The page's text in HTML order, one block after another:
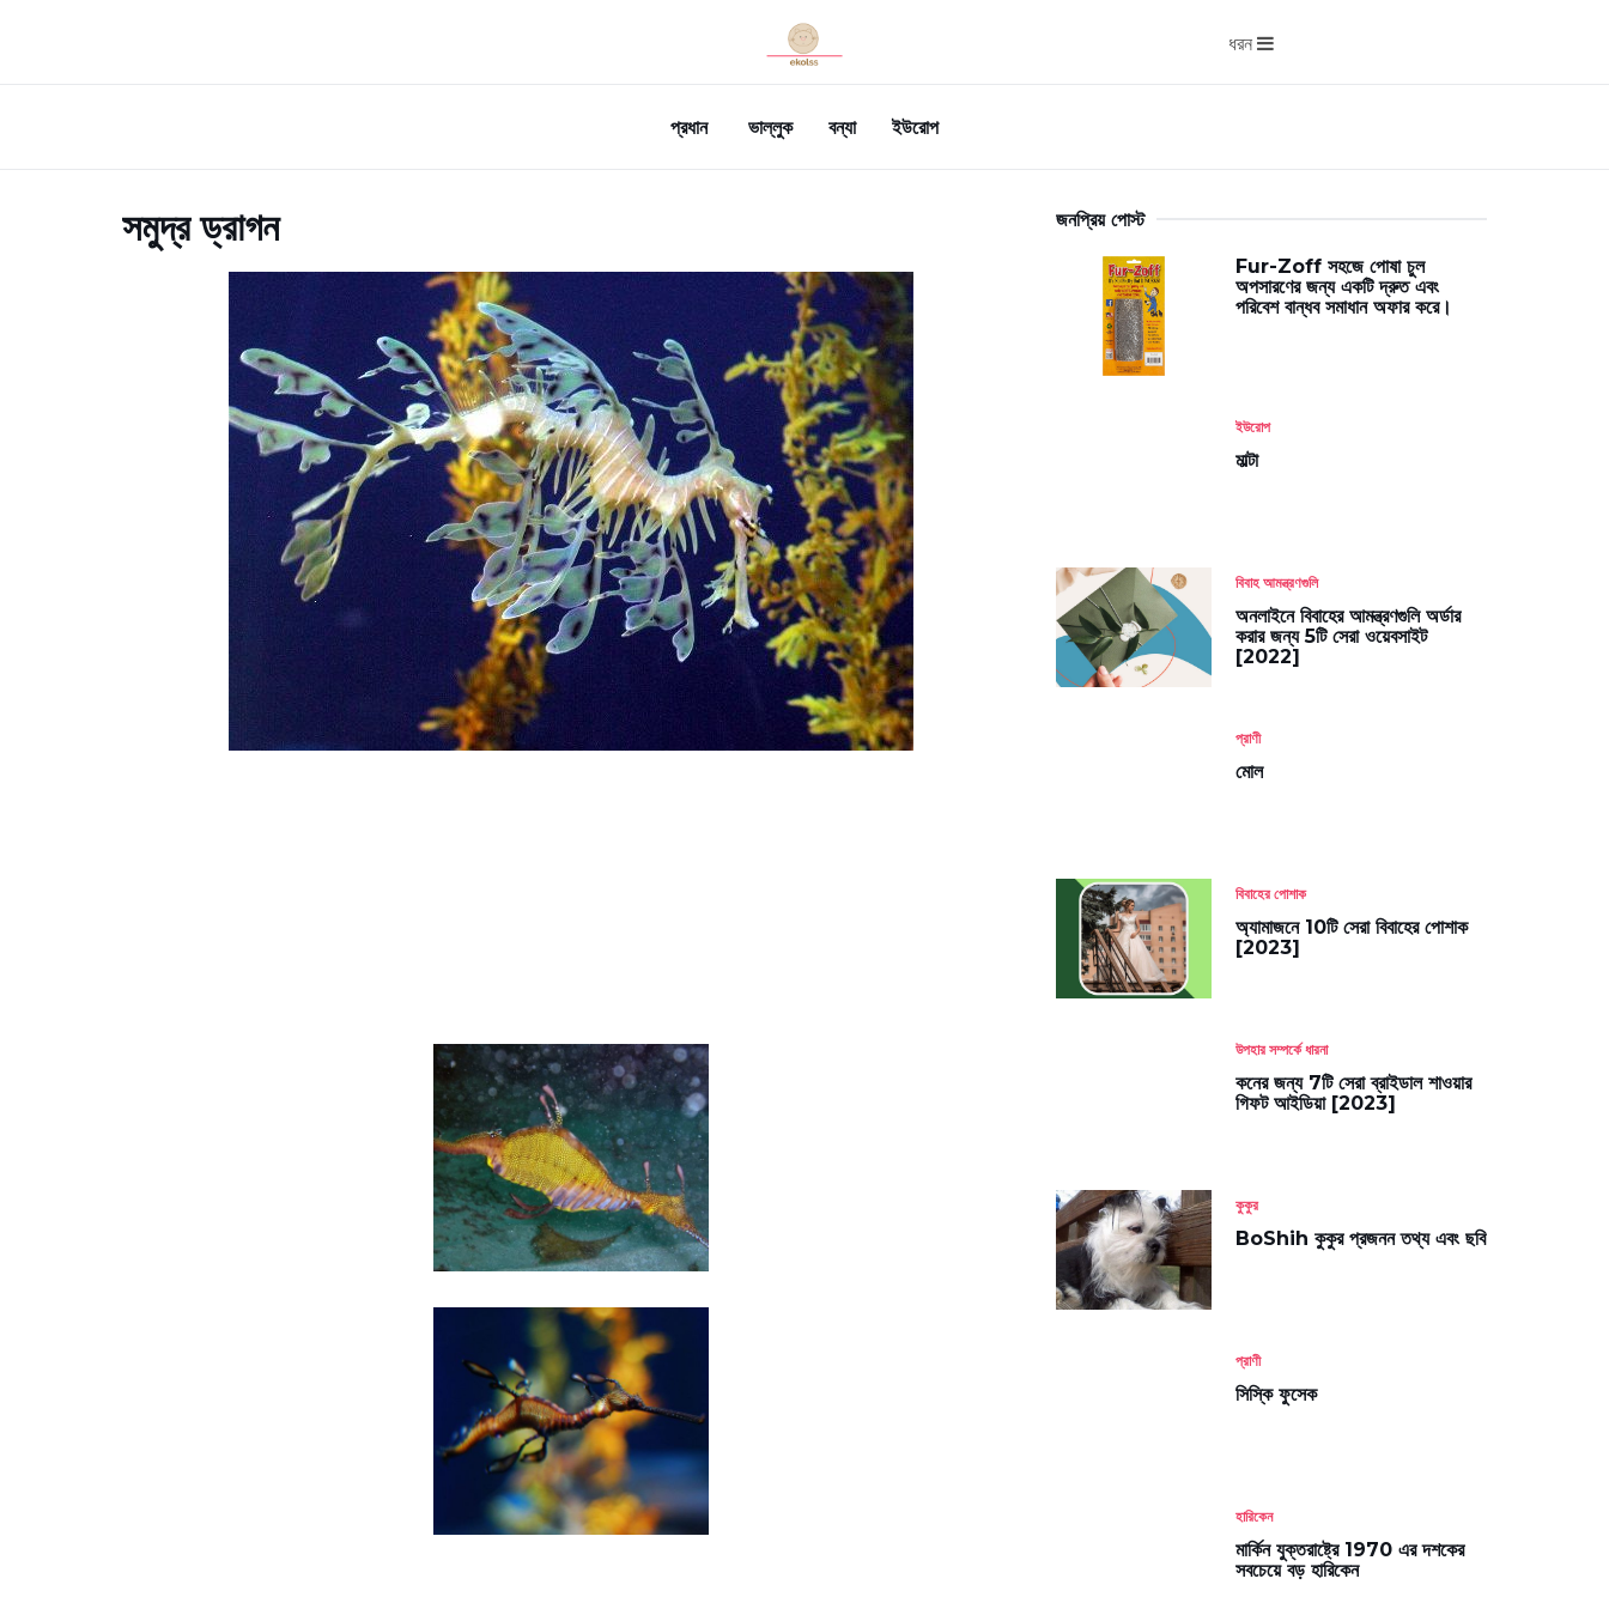
ধরন
প্রধান ভাল্লুক বন্যা ইউরোপ
সমুদ্র ড্রাগন জনপ্রিয় পোস্ট
Fur-Zoff সহজে পোষা চুল
অপসারণের জন্য একটি দ্রুত এবং
পরিবেশ বান্ধব সমাধান অফার করে।
ইউরোপ
মাল্টা
বিবাহ আমন্ত্রণগুলি
অনলাইনে বিবাহের আমন্ত্রণগুলি অর্ডার
করার জন্য 5টি সেরা ওয়েবসাইট
[2022]
প্রাণী
মোল
বিবাহের পোশাক
অ্যামাজনে 10টি সেরা বিবাহের পোশাক
[2023]
উপহার সম্পর্কে ধারনা
কনের জন্য 7টি সেরা ব্রাইডাল শাওয়ার
গিফট আইডিয়া [2023]
কুকুর
BoShih কুকুর প্রজনন তথ্য এবং ছবি
প্রাণী
সিস্কি ফুসেক
হারিকেন
মার্কিন যুক্তরাষ্ট্রে 1970 এর দশকের
সবচেয়ে বড় হারিকেন